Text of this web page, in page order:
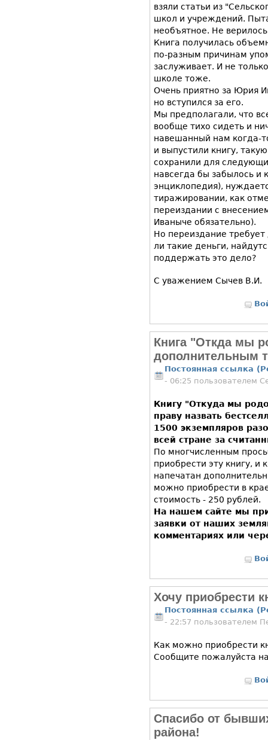
взяли статьи из
школ и учреждений.
необъятное. Не
Книга получилась
по-разным причинам
заслуживает. И не
школе тоже.
Очень приятно за Юрия
но вступился за его.
Мы предполагали, что
вообще тихо сидеть и
навешанный нам когда-
и выпустили книгу,
сохранили для
навсегда бы забылось и
энциклопедия),
тиражировании, как
переиздании с
Иваныче обязательно).
Но переиздание
ли такие деньги,
поддержать это дело?
С уважением Сычев В.И.
Книга "Откда мы
дополнительным
Постоянная ссылка
- 06:25 пользователем
Книгу "Откуда мы
праву назвать
1500 экземпляров
всей стране за
По многчисленным
приобрести эту книгу, и
напечатан
можно приобрести в
стоимость - 250 рублей.
На нашем сайте мы
заявки от наших
комментариях или
Хочу приобрести
Постоянная ссылка
- 22:57 пользователем
Как можно приобрести
Сообщите пожалуйста
Спасибо от
района!